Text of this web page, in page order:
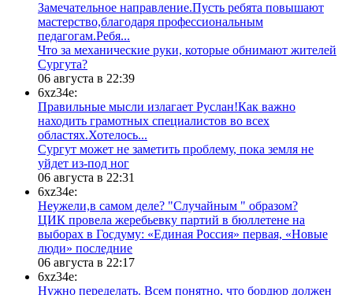
Замечательное направление.Пусть ребята повышают
мастерство,благодаря профессиональным
педагогам.Ребя...
​Что за механические руки, которые обнимают жителей
Сургута?
06 августа в 22:39
6xz34e:
Правильные мысли излагает Руслан!Как важно
находить грамотных специалистов во всех
областях.Хотелось...
Сургут может не заметить проблему, пока земля не
уйдет из-под ног
06 августа в 22:31
6xz34e:
Неужели,в самом деле? "Случайным " образом?
ЦИК провела жеребьевку партий в бюллетене на
выборах в Госдуму: «Единая Россия» первая, «Новые
люди» последние
06 августа в 22:17
6xz34e:
Нужно переделать. Всем понятно, что бордюр должен